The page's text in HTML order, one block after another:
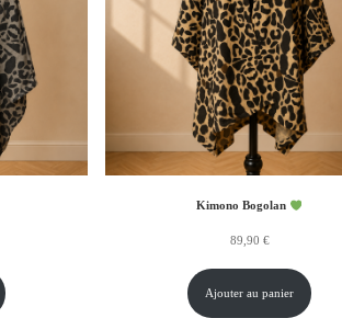
Kimono Bogolan
89,90 €
Ajouter au panier